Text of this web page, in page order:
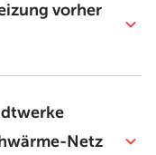
vorher
Netz